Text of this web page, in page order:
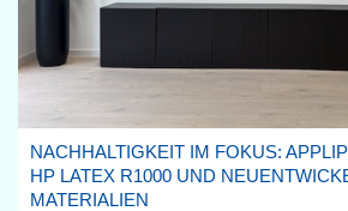
NACHHALTIGKEIT IM FOKUS:
HP LATEX R1000 UND
MATERIALIEN